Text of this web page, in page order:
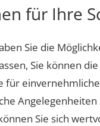
für Ihre
Sie die
Sie können die
für
Sie sich